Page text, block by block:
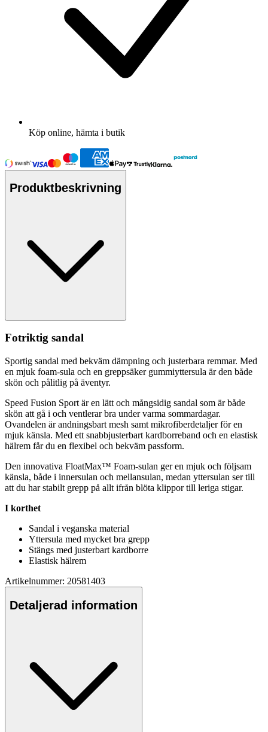
Köp online, hämta i butik
Produktbeskrivning
Fotriktig sandal
Sportig sandal med bekväm dämpning och justerbara remmar. Med
en mjuk foam-sula och en greppsäker gummiyttersula är den både
skön och pålitlig på äventyr.
Speed Fusion Sport är en lätt och mångsidig sandal som är både
skön att gå i och ventlerar bra under varma sommardagar.
Ovandelen är andningsbart mesh samt mikrofiberdetaljer för en
mjuk känsla. Med ett snabbjusterbart kardborreband och en elastisk
hälrem får du en flexibel och bekväm passform.
Den innovativa FloatMax™ Foam-sulan ger en mjuk och följsam
känsla, både i innersulan och mellansulan, medan yttersulan ser till
att du har stabilt grepp på allt ifrån blöta klippor till leriga stigar.
I korthet
Sandal i veganska material
Yttersula med mycket bra grepp
Stängs med justerbart kardborre
Elastisk hälrem
Artikelnummer: 20581403
Detaljerad information